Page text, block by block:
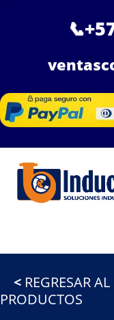
📞
< REGRESAR
PRODUCTOS